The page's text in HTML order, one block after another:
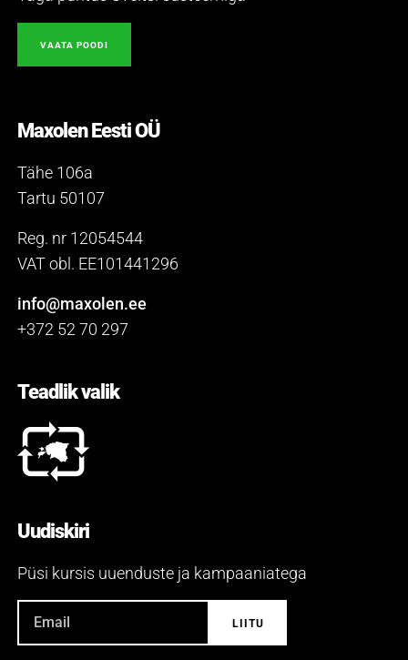
VAATA POODI
Maxolen Eesti OÜ
Tähe 106a
Tartu 50107
Reg. nr 12054544
VAT obl. EE101441296
info@maxolen.ee
+372 52 70 297
Teadlik valik
Uudiskiri
Püsi kursis uuenduste ja kampaaniatega